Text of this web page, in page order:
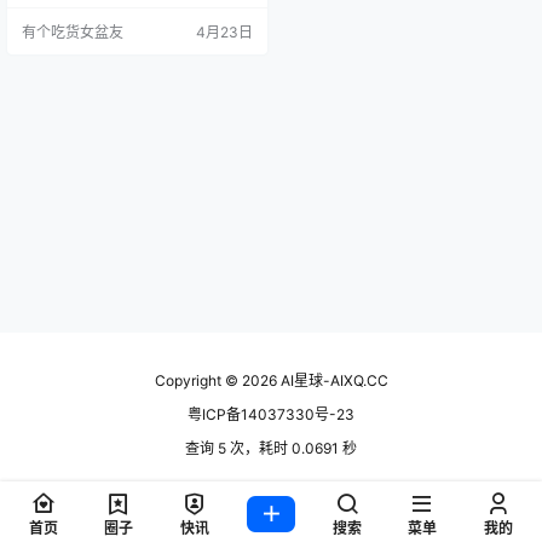
够"专科"。 这就催生了一个专门的
有个吃货女盆友 4月23日
Copyright © 2026AI星球-AIXQ.CC
粤ICP备14037330号-23
查询 5 次，耗时 0.0691 秒
首页 圈子 快讯 搜索 菜单 我的